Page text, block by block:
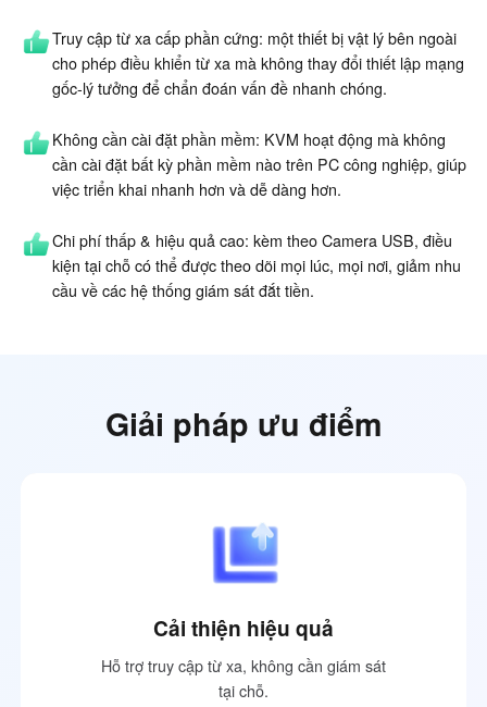
Truy cập từ xa cấp phần cứng: một thiết bị vật lý bên ngoài
cho phép điều khiển từ xa mà không thay đổi thiết lập mạng
gốc-lý tưởng để chẩn đoán vấn đề nhanh chóng.
Không cần cài đặt phần mềm: KVM hoạt động mà không
cần cài đặt bất kỳ phần mềm nào trên PC công nghiệp, giúp
việc triển khai nhanh hơn và dễ dàng hơn.
Chi phí thấp & hiệu quả cao: kèm theo Camera USB, điều
kiện tại chỗ có thể được theo dõi mọi lúc, mọi nơi, giảm nhu
cầu về các hệ thống giám sát đắt tiền.
Giải pháp ưu điểm
Cải thiện hiệu quả
Hỗ trợ truy cập từ xa, không cần giám sát
tại chỗ.